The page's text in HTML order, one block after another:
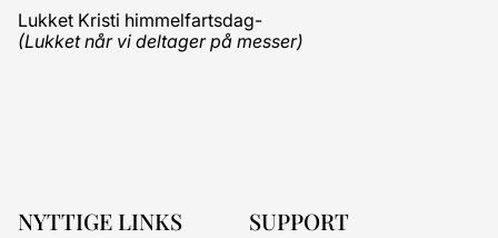
Lukket Kristi himmelfartsdag-
(Lukket når vi deltager på messer)
NYTTIGE LINKS SUPPORT